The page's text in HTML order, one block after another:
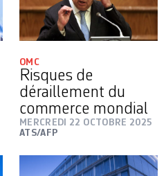
OMC
Risques de
déraillement du
commerce mondial
MERCREDI 22 OCTOBRE 2025
ATS/AFP